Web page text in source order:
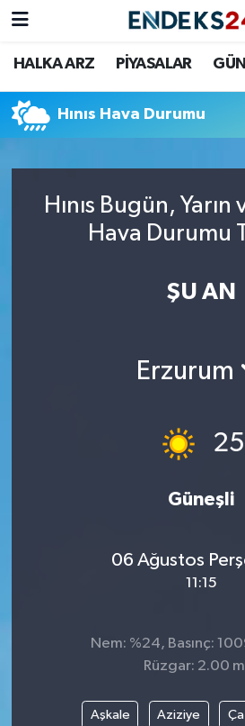
HALKA ARZ PİYASALAR
Hınıs Hava Durumu
Hınıs Bugün, Yarın
Hava Durumu
ŞU AN
Erzurum
25
Güneşli
06 Ağustos
11:15
Nem: %24, Basınç:
Rüzgar: 2.00
Aşkale Aziziye
EMLAK
ENERJİ
HALKA ARZ
Nöbetçi Eczaneler
Hava Durumu
Süper Lig Puan Durumu ve
Son Dakika Haberleri